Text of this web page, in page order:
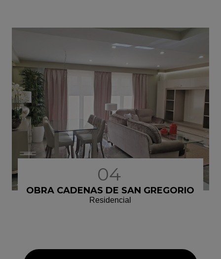
04
OBRA CADENAS DE SAN GREGORIO
Residencial